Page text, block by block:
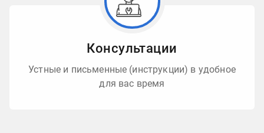
Консультации
Устные и письменные (инструкции) в удобное
для вас время